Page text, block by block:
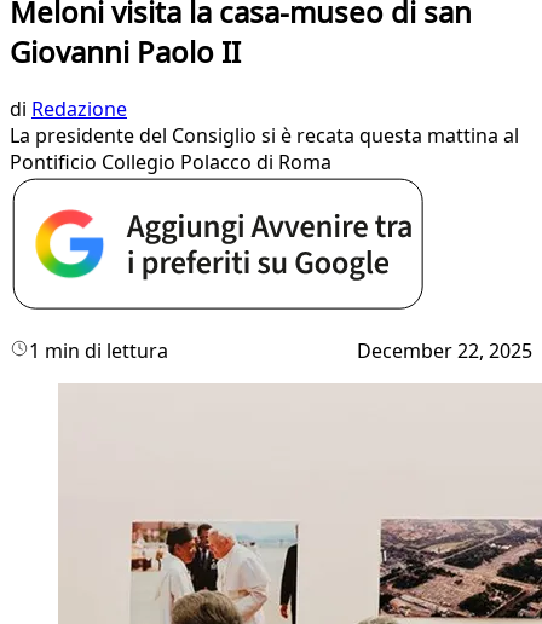
Meloni visita la casa-museo di san
Giovanni Paolo II
di Redazione
La presidente del Consiglio si è recata questa mattina al
Pontificio Collegio Polacco di Roma
1 min di lettura December 22, 2025